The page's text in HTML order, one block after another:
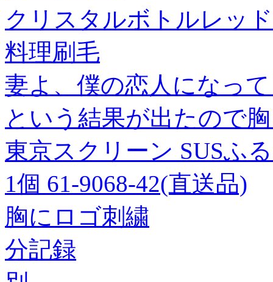
クリスタルボトルレッド
料理刷毛
妻よ、僕の恋人になっ
という結果が出たので
東京スクリーン SUSふ
1個 61-9068-42(直送品)
胸にロゴ刺繍
分記録